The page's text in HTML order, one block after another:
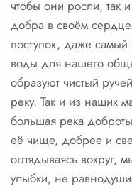
чтобы они росли, так
добра в своём
поступок, даже
воды для нашего
образуют чистый
реку. Так и из наших
большая река
её чище, добрее и
оглядываясь вокруг,
улыбки, не